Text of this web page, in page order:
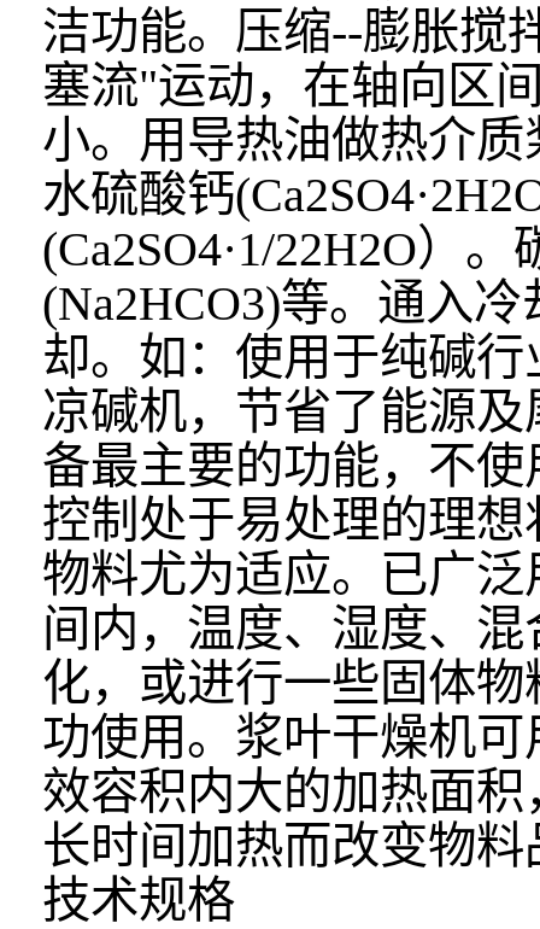
洁功能。压缩--膨胀搅
塞流"运动，在轴向区
小。用导热油做热介
水硫酸钙
(Ca2SO4·1/22H2O）
(Na2HCO3)等。通入
却。如：使用于纯碱
凉碱机，节省了能源
备最主要的功能，不
控制处于易处理的理
物料尤为适应。已广
间内，温度、湿度、
化，或进行一些固体
功使用。浆叶干燥机
效容积内大的加热面
长时间加热而改变物料
技术规格